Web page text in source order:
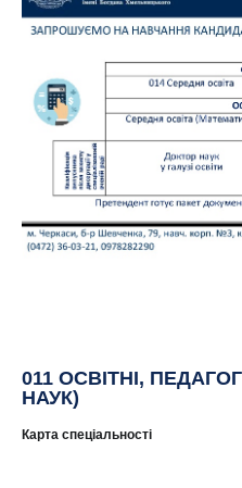
011 ОСВІТНІ,
НАУК)
Карта спеціальності